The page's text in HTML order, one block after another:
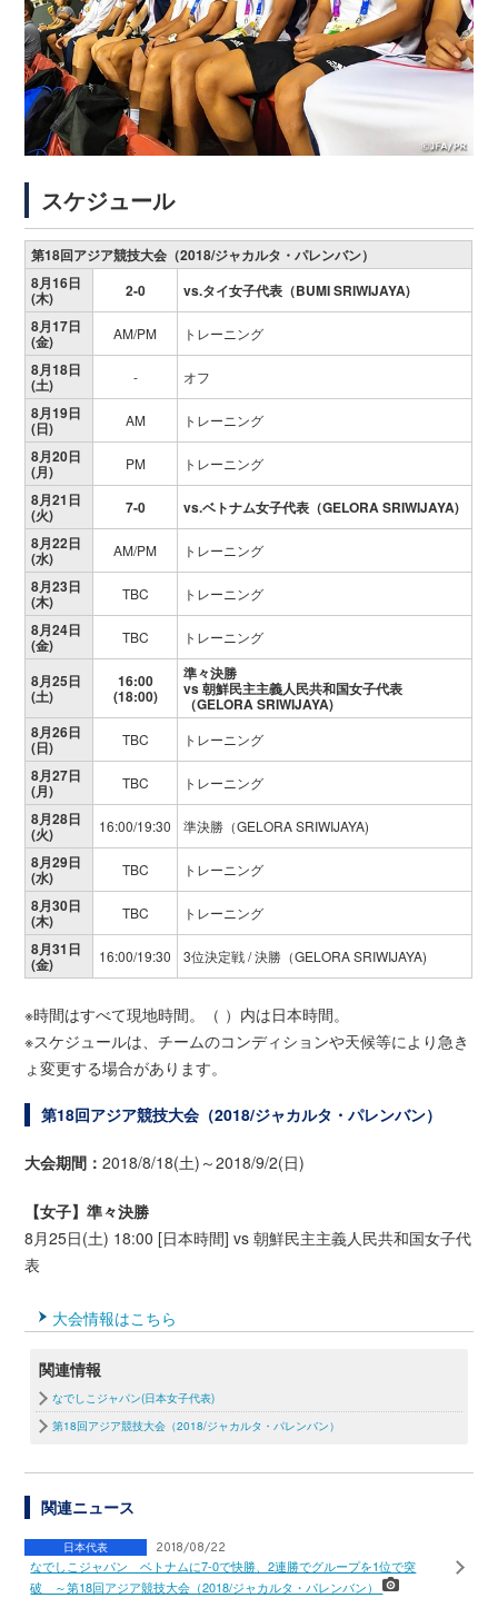
スケジュール
第18回アジア競技大会（2018/ジャカルタ・パレンバン）
8月16日
(木) 2-0
vs.タイ女子代表（BUMI SRIWIJAYA)
8月17日
(金) AM/PM トレーニング
8月18日
(土) - オフ
8月19日
(日) AM トレーニング
8月20日
(月) PM トレーニング
8月21日
(火) 7-0
vs.ベトナム女子代表（GELORA SRIWIJAYA)
8月22日
(水) AM/PM トレーニング
8月23日
(木) TBC トレーニング
8月24日
(金) TBC トレーニング
8月25日
(土)
16:00
(18:00)
準々決勝
vs 朝鮮民主主義人民共和国女子代表
（GELORA SRIWIJAYA)
8月26日
(日) TBC トレーニング
8月27日
(月) TBC トレーニング
8月28日
(火) 16:00/19:30 準決勝（GELORA SRIWIJAYA)
8月29日
(水) TBC トレーニング
8月30日
(木) TBC トレーニング
8月31日
(金) 16:00/19:30 3位決定戦 / 決勝（GELORA SRIWIJAYA)
※時間はすべて現地時間。（ ）内は日本時間。
※スケジュールは、チームのコンディションや天候等により急き
ょ変更する場合があります。
第18回アジア競技大会（2018/ジャカルタ・パレンバン）
大会期間：2018/8/18(土)～2018/9/2(日)
【女子】準々決勝
8月25日(土) 18:00 [日本時間] vs 朝鮮民主主義人民共和国女子代
表
大会情報はこちら
関連情報
なでしこジャパン(日本女子代表)
第18回アジア競技大会（2018/ジャカルタ・パレンバン）
関連ニュース
日本代表 2018/08/22
なでしこジャパン ベトナムに7-0で快勝、2連勝でグループを1位で突
破 ～第18回アジア競技大会（2018/ジャカルタ・パレンバン）